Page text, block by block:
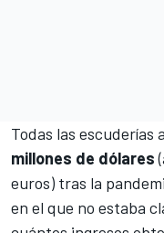
Todas las escuderías
millones de dólares
euros) tras la
en el que no estaba